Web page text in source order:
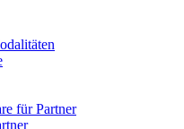
für Partner